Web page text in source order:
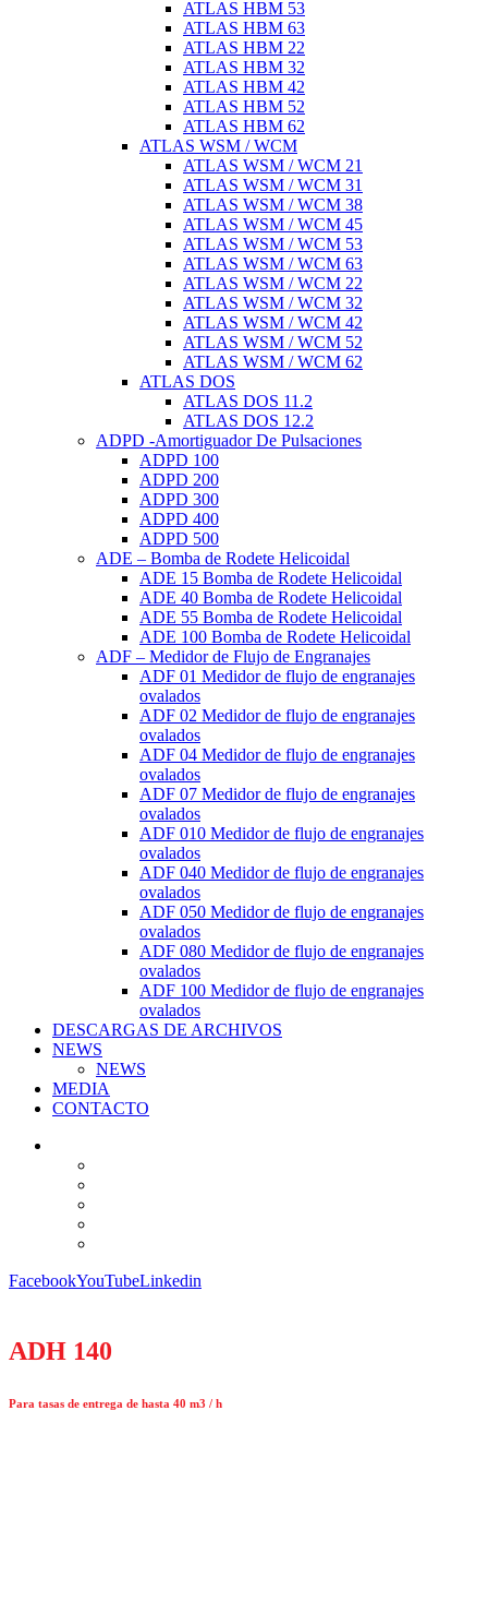
ATLAS HBM 53
ATLAS HBM 63
ATLAS HBM 22
ATLAS HBM 32
ATLAS HBM 42
ATLAS HBM 52
ATLAS HBM 62
ATLAS WSM / WCM
ATLAS WSM / WCM 21
ATLAS WSM / WCM 31
ATLAS WSM / WCM 38
ATLAS WSM / WCM 45
ATLAS WSM / WCM 53
ATLAS WSM / WCM 63
ATLAS WSM / WCM 22
ATLAS WSM / WCM 32
ATLAS WSM / WCM 42
ATLAS WSM / WCM 52
ATLAS WSM / WCM 62
ATLAS DOS
ATLAS DOS 11.2
ATLAS DOS 12.2
ADPD -Amortiguador De Pulsaciones
ADPD 100
ADPD 200
ADPD 300
ADPD 400
ADPD 500
ADE – Bomba de Rodete Helicoidal
ADE 15 Bomba de Rodete Helicoidal
ADE 40 Bomba de Rodete Helicoidal
ADE 55 Bomba de Rodete Helicoidal
ADE 100 Bomba de Rodete Helicoidal
ADF – Medidor de Flujo de Engranajes
ADF 01 Medidor de flujo de engranajes
ovalados
ADF 02 Medidor de flujo de engranajes
ovalados
ADF 04 Medidor de flujo de engranajes
ovalados
ADF 07 Medidor de flujo de engranajes
ovalados
ADF 010 Medidor de flujo de engranajes
ovalados
ADF 040 Medidor de flujo de engranajes
ovalados
ADF 050 Medidor de flujo de engranajes
ovalados
ADF 080 Medidor de flujo de engranajes
ovalados
ADF 100 Medidor de flujo de engranajes
ovalados
DESCARGAS DE ARCHIVOS
NEWS
NEWS
MEDIA
CONTACTO
FacebookYouTubeLinkedin
ADH 140
Para tasas de entrega de hasta 40 m3 / h